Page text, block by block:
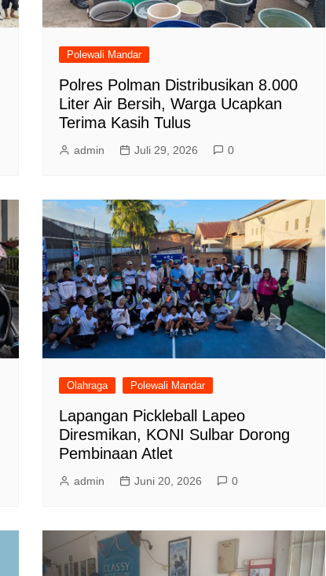
Polewali Mandar
Polres Polman Distribusikan 8.000
Liter Air Bersih, Warga Ucapkan
Terima Kasih Tulus
admin Juli 29, 2026 0
Olahraga Polewali Mandar
Lapangan Pickleball Lapeo
Diresmikan, KONI Sulbar Dorong
Pembinaan Atlet
admin Juni 20, 2026 0